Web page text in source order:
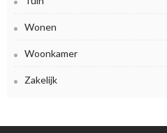
Wonen
Woonkamer
Zakelijk